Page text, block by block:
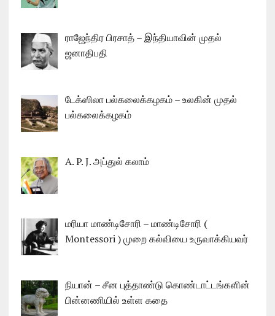
ராஜேந்திர பிரசாத் – இந்தியாவின் முதல்
ஜனாதிபதி
டேக்ஸிலா பல்கலைக்கழகம் – உலகின் முதல்
பல்கலைக்கழகம்
A. P. J. அப்துல் கலாம்
மரியா மாண்டிசோரி – மாண்டிசோரி (
Montessori ) முறை கல்வியை உருவாக்கியவர்
நியான் – சீன புத்தாண்டு கொண்டாட்டங்களின்
பின்னணியில் உள்ள கதை